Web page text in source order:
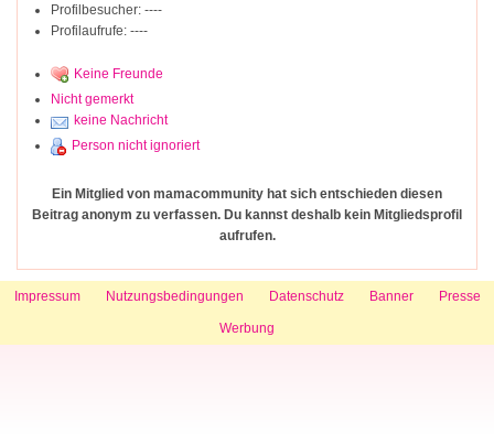
Profilbesucher: ----
Profilaufrufe: ----
Keine Freunde
Nicht gemerkt
keine Nachricht
Person nicht ignoriert
Ein Mitglied von mamacommunity hat sich entschieden diesen
Beitrag anonym zu verfassen. Du kannst deshalb kein Mitgliedsprofil
aufrufen.
Impressum Nutzungsbedingungen Datenschutz Banner Presse
Werbung